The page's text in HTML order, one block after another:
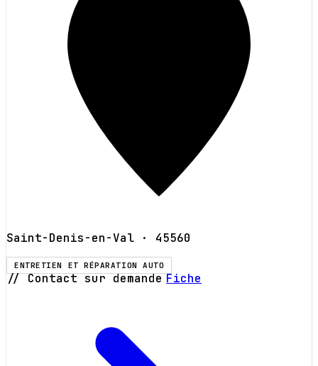
Saint-Denis-en-Val · 45560
ENTRETIEN ET RÉPARATION AUTO
// Contact sur demande Fiche